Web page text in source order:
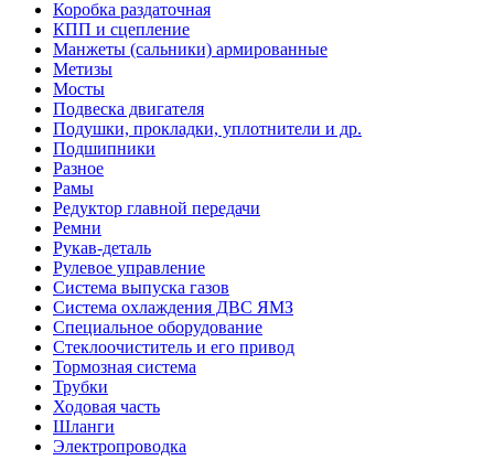
Коробка раздаточная
КПП и сцепление
Манжеты (сальники) армированные
Метизы
Мосты
Подвеска двигателя
Подушки, прокладки, уплотнители и др.
Подшипники
Разное
Рамы
Редуктор главной передачи
Ремни
Рукав-деталь
Рулевое управление
Система выпуска газов
Система охлаждения ДВС ЯМЗ
Специальное оборудование
Стеклоочиститель и его привод
Тормозная система
Трубки
Ходовая часть
Шланги
Электропроводка